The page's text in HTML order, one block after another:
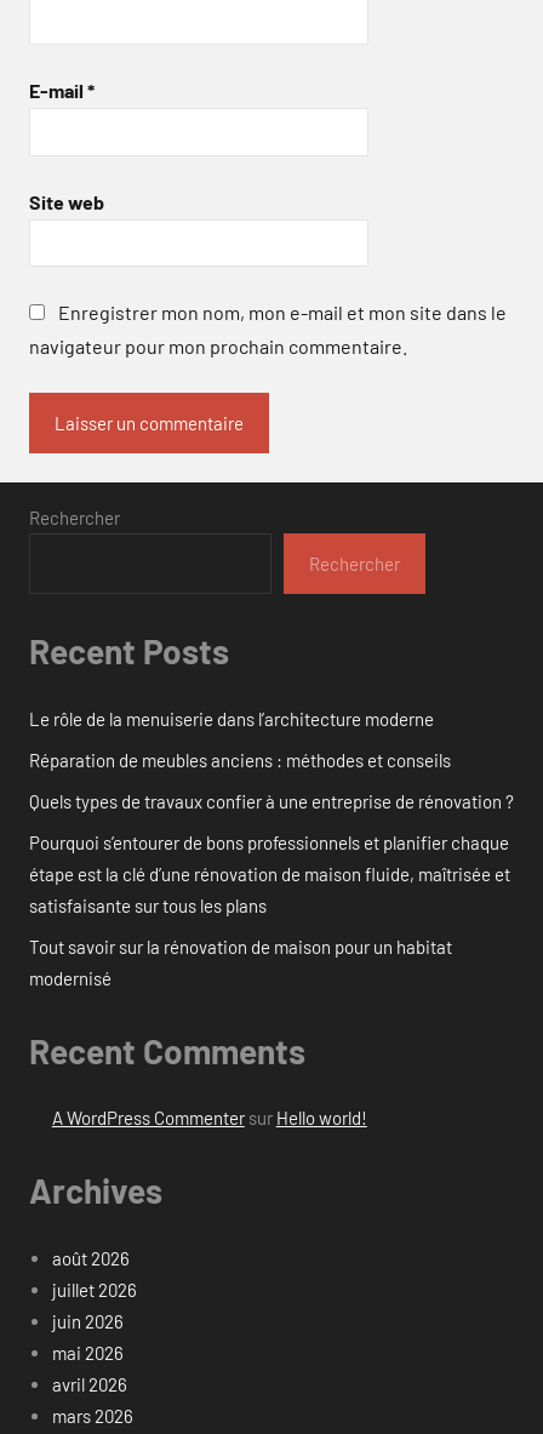
E-mail *
Site web
Enregistrer mon nom, mon e-mail et mon site dans le
navigateur pour mon prochain commentaire.
Rechercher
Rechercher
Recent Posts
Le rôle de la menuiserie dans l’architecture moderne
Réparation de meubles anciens : méthodes et conseils
Quels types de travaux confier à une entreprise de rénovation ?
Pourquoi s’entourer de bons professionnels et planifier chaque
étape est la clé d’une rénovation de maison fluide, maîtrisée et
satisfaisante sur tous les plans
Tout savoir sur la rénovation de maison pour un habitat
modernisé
Recent Comments
A WordPress Commentersur Hello world!
Archives
août 2026
juillet 2026
juin 2026
mai 2026
avril 2026
mars 2026